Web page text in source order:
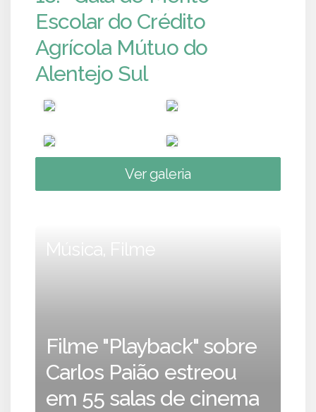
Escolar do Crédito
Agrícola Mútuo do
Alentejo Sul
Ver galeria
Música, Filme
Filme "Playback" sobre
Carlos Paião estreou
em 55 salas de cinema